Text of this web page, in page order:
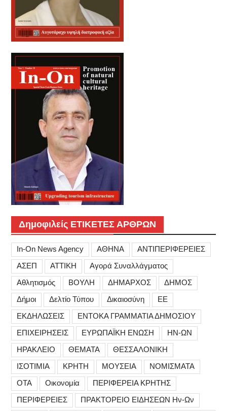
Δημοφιλείς ΕΤΙΚΕΤΕΣ ΑΡΘΡΩΝ
In-On News Agency ΑΘΗΝΑ
ΑΝΤΙΠΕΡΙΦΕΡΕΙΕΣ
ΑΣΕΠ
ΑΤΤΙΚΗ
Αγορά Συναλλάγματος
Αθλητισμός
ΒΟΥΛΗ ΔΗΜΑΡΧΟΣ
ΔΗΜΟΣ
Δήμοι
Δελτίο Τύπου Δικαιοσύνη
ΕΕ
ΕΚΔΗΛΩΣΕΙΣ
ΕΝΤΟΚΑ ΓΡΑΜΜΑΤΙΑ ΔΗΜΟΣΙΟΥ
ΕΠΙΧΕΙΡΗΣΕΙΣ
ΕΥΡΩΠΑΪΚΗ ΕΝΩΣΗ
ΗΝ-ΩΝ
ΗΡΑΚΛΕΙΟ
ΘΕΜΑΤΑ
ΘΕΣΣΑΛΟΝΙΚΗ
ΙΣΟΤΙΜΙΑ
ΚΡΗΤΗ ΜΟΥΣΕΙΑ
ΝΟΜΙΣΜΑΤΑ
ΟΤΑ
Οικονομία
ΠΕΡΙΦΕΡΕΙΑ ΚΡΗΤΗΣ
ΠΕΡΙΦΕΡΕΙΕΣ
ΠΡΑΚΤΟΡΕΙΟ ΕΙΔΗΣΕΩΝ Ην-Ων